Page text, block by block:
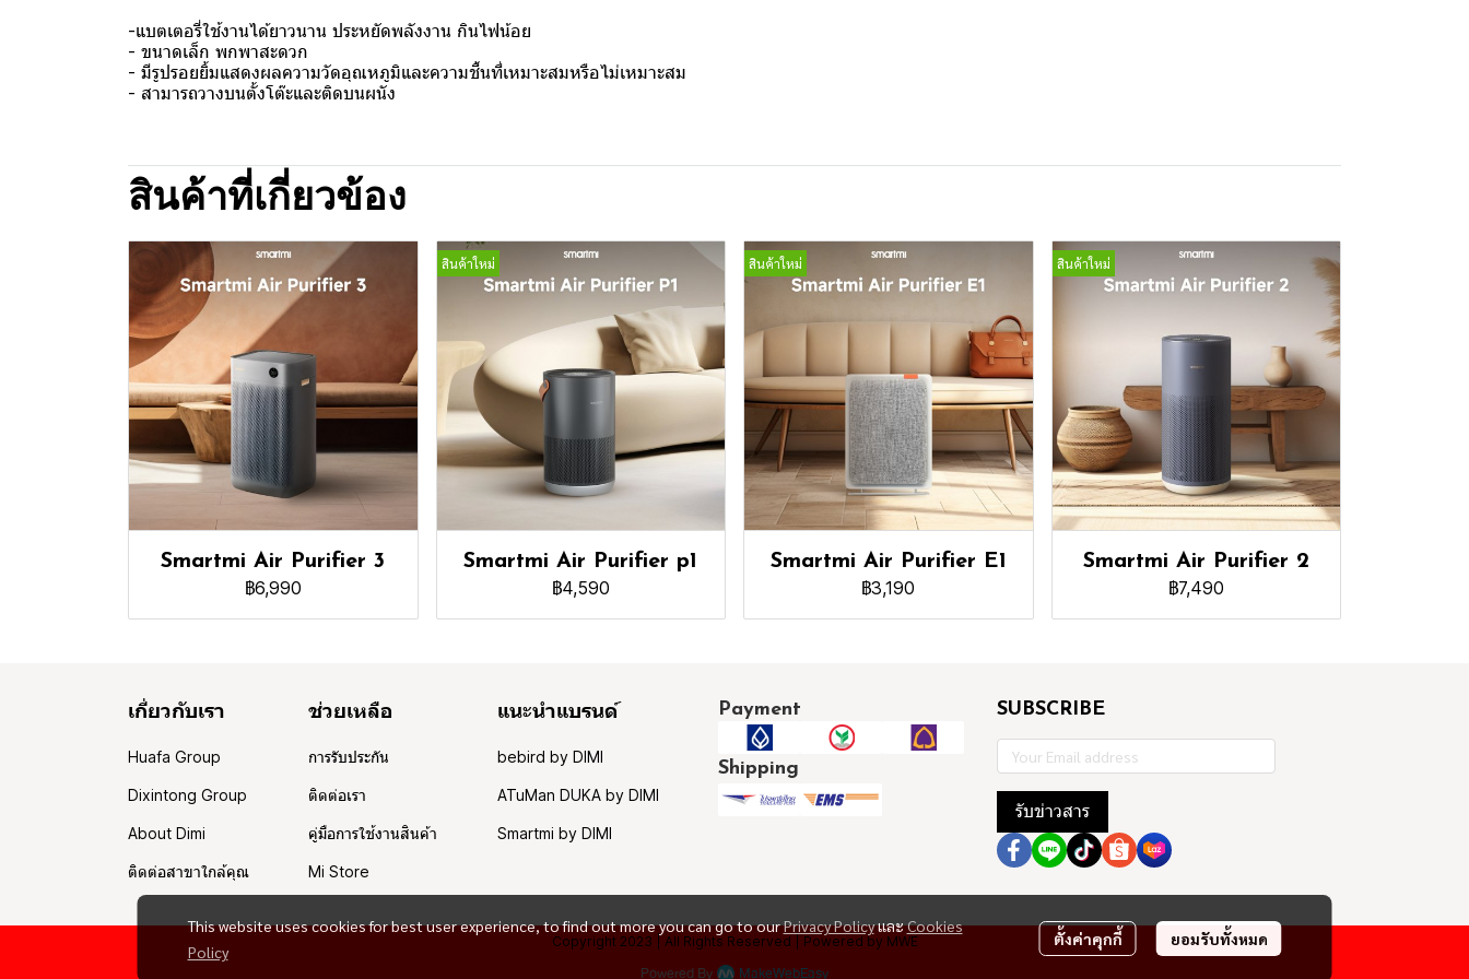
-แบตเตอรี่ใช้งานได้ยาวนาน ประหยัดพลังงาน กินไฟน้อย
- ขนาดเล็ก พกพาสะดวก
- มีรูปรอยยิ้มแสดงผลความวัดอุณหภูมิและความชื้นที่เหมาะสมหรือไม่เหมาะสม
- สามารถวางบนตั้งโต๊ะและติดบนผนัง
สินค้าที่เกี่ยวข้อง
Smartmi Air Purifier 3
฿6,990
สินค้าใหม่
Smartmi Air Purifier p1
฿4,590
สินค้าใหม่
Smartmi Air Purifier E1
฿3,190
สินค้าใหม่
Smartmi Air Purifier 2
฿7,490
This website uses cookies for best user experience, to find out more you can go to ourPrivacy PolicyและCookies
Policy
ตั้งค่าคุกกี้ ยอมรับทั้งหมด
เกี่ยวกับเรา
Huafa Group
Dixintong Group
About Dimi
ติดต่อสาขาใกล้คุณ
ช่วยเหลือ
การรับประกัน
ติดต่อเรา
คู่มือการใช้งานสินค้า
Mi Store
แนะนำแบรนด์
bebird by DIMI
ATuMan DUKA by DIMI
Smartmi by DIMI
Payment
Shipping
SUBSCRIBE
รับข่าวสาร
Copyright 2023 | All Rights Reserved | Powered by MWE
Powered By MakeWebEasy